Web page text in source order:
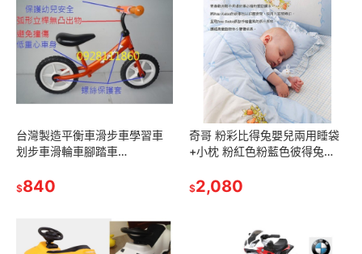
台灣製造平衡車滑步車學習車
划步車滑輪車腳踏車
$840
奇哥 粉彩比得兔嬰兒兩用睡袋
+小枕 粉紅色粉藍色彼得兔
$2,080